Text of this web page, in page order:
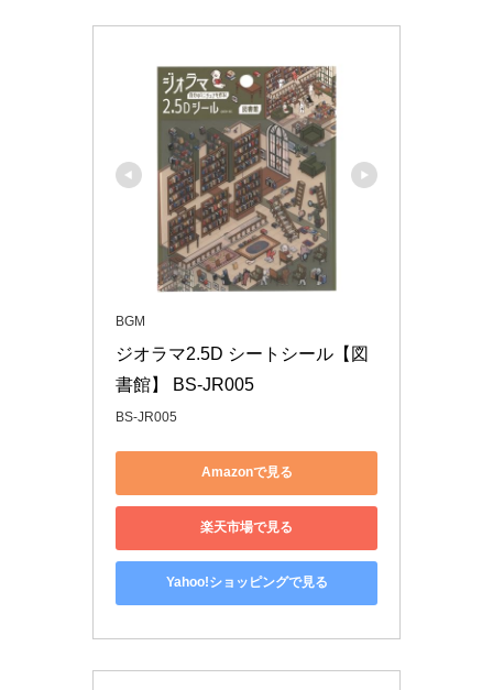
BGM
ジオラマ2.5D シートシール【図
書館】 BS-JR005
BS-JR005
Amazonで見る
楽天市場で見る
Yahoo!ショッピングで見る